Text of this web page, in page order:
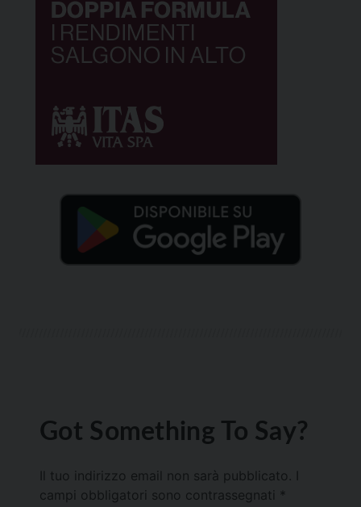
Got Something To Say?
Il tuo indirizzo email non sarà pubblicato.
campi obbligatori sono contrassegnati *